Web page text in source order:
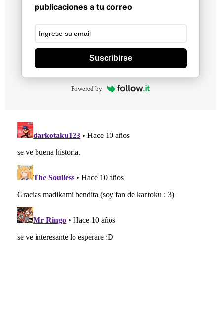
publicaciones a tu correo
Suscribirse
Powered by